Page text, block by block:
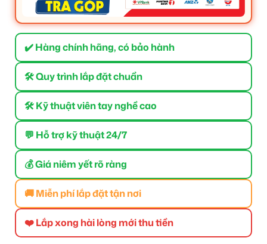
✔️ Hàng chính hãng, có bảo hành
🛠 Quy trình lắp đặt chuẩn
🛠 Kỹ thuật viên tay nghề cao
💬 Hỗ trợ kỹ thuật 24/7
💰 Giá niêm yết rõ ràng
🚚 Miễn phí lắp đặt tận nơi
❤️ Lắp xong hài lòng mới thu tiền